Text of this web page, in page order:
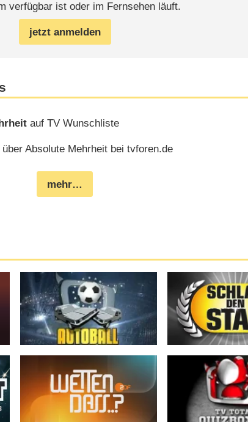
verfügbar ist oder im Fernsehen läuft.
jetzt anmelden
auf TV Wunschliste
Absolute Mehrheit bei tvforen.de
mehr…